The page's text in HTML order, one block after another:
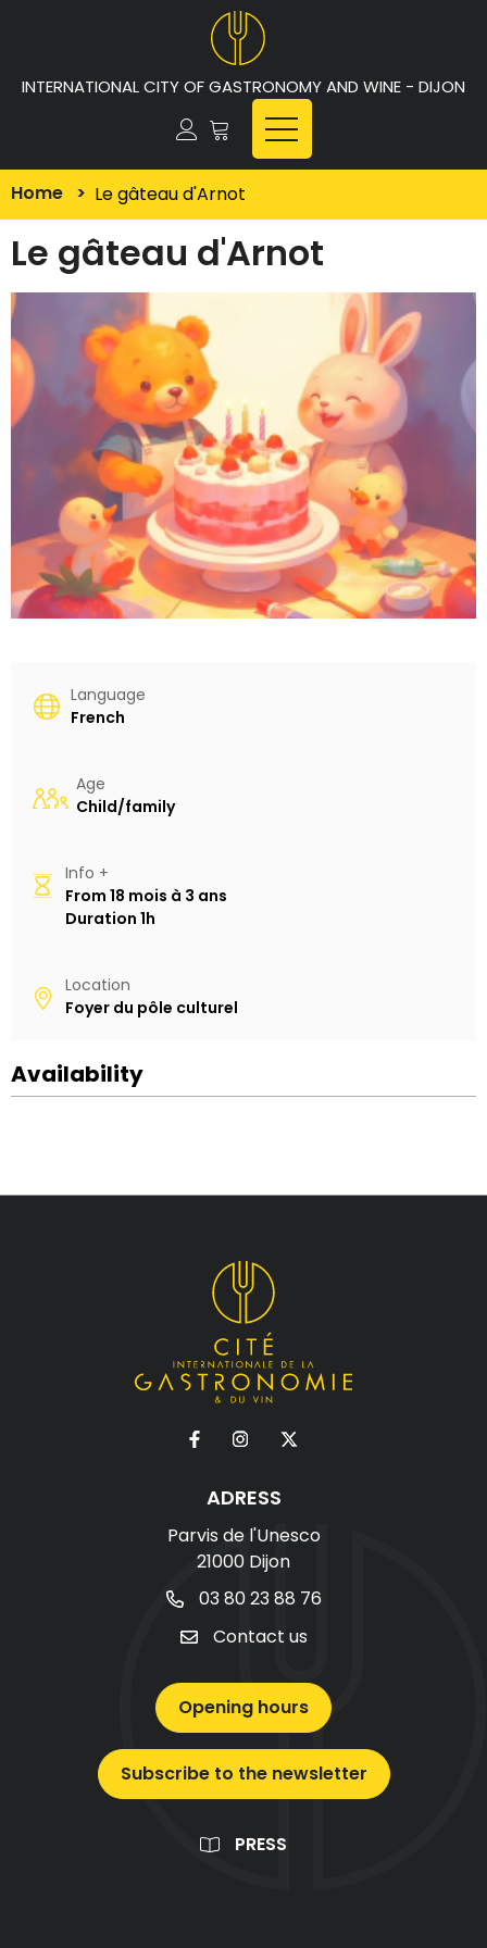
INTERNATIONAL CITY OF GASTRONOMY AND WINE - DIJON
Home > Le gâteau d'Arnot
Le gâteau d'Arnot
Language
French
Age
Child/family
Info +
From 18 mois à 3 ans
Duration 1h
Location
Foyer du pôle culturel
Availability
ADRESS
Parvis de l'Unesco
21000 Dijon
03 80 23 88 76
Contact us
Opening hours
Subscribe to the newsletter
PRESS